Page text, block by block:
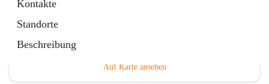
Kontakte
Standorte
Beschreibung
Auf Karte ansehen